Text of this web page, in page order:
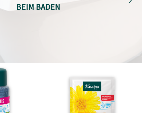
BEIM BADEN